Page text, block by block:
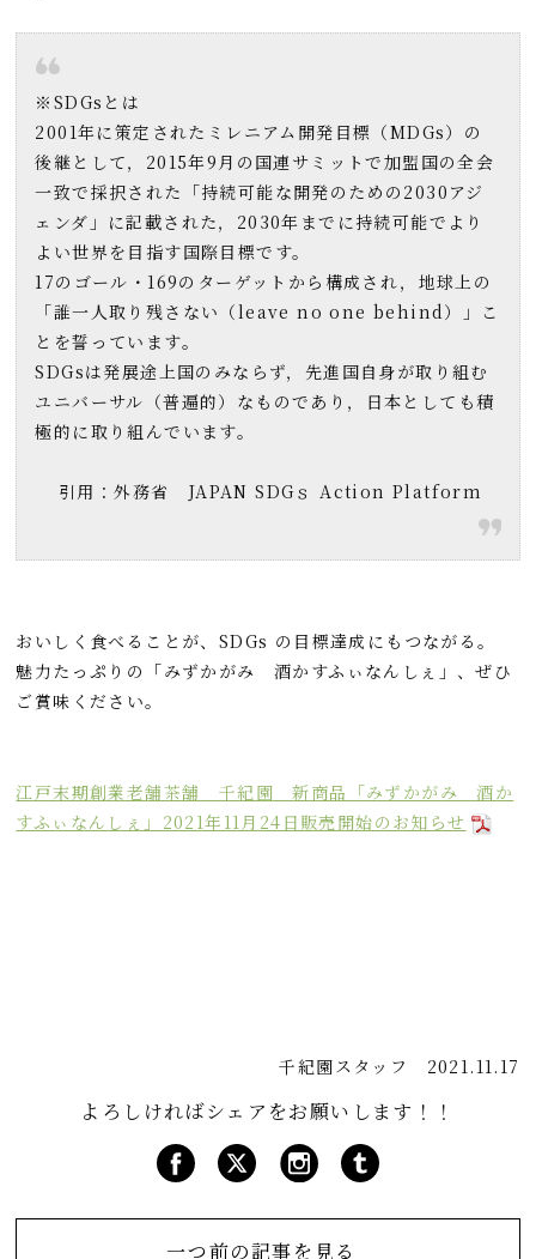
※SDGsとは
2001年に策定されたミレニアム開発目標（MDGs）の
後継として，2015年9月の国連サミットで加盟国の全会
一致で採択された「持続可能な開発のための2030アジ
ェンダ」に記載された，2030年までに持続可能でより
よい世界を目指す国際目標です。
17のゴール・169のターゲットから構成され，地球上の
「誰一人取り残さない（leave no one behind）」こ
とを誓っています。
SDGsは発展途上国のみならず，先進国自身が取り組む
ユニバーサル（普遍的）なものであり，日本としても積
極的に取り組んでいます。
引用：外務省 JAPAN SDGｓ Action Platform
おいしく食べることが、SDGs の目標達成にもつながる。
魅力たっぷりの「みずかがみ 酒かすふぃなんしぇ」、ぜひ
ご賞味ください。
江戸末期創業老舗茶舗 千紀園 新商品「みずかがみ 酒か
すふぃなんしぇ」2021年11月24日販売開始のお知らせ
千紀園スタッフ 2021.11.17
よろしければシェアをお願いします！！
一つ前の記事を見る